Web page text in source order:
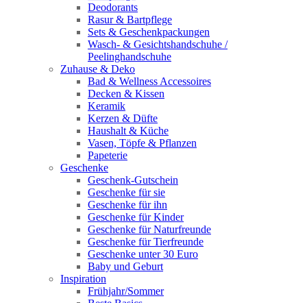
Deodorants
Rasur & Bartpflege
Sets & Geschenkpackungen
Wasch‑ & Gesichtshandschuhe /
Peelinghandschuhe
Zuhause & Deko
Bad & Wellness Accessoires
Decken & Kissen
Keramik
Kerzen & Düfte
Haushalt & Küche
Vasen, Töpfe & Pflanzen
Papeterie
Geschenke
Geschenk-Gutschein
Geschenke für sie
Geschenke für ihn
Geschenke für Kinder
Geschenke für Naturfreunde
Geschenke für Tierfreunde
Geschenke unter 30 Euro
Baby und Geburt
Inspiration
Frühjahr/Sommer